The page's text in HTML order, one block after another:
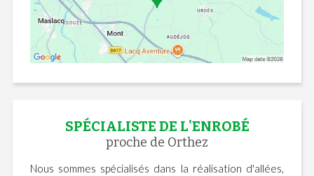
SPÉCIALISTE DE L'ENROBÉ
proche de Orthez
Nous sommes spécialisés dans la réalisation d'allées,